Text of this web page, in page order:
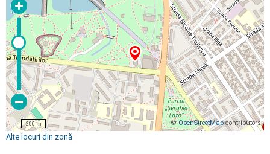
©OpenStreetMapcontributors
200 m
Alte locuri din zonă